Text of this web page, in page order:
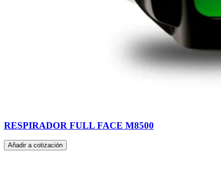
RESPIRADOR FULL FACE M8500
Añadir a cotización